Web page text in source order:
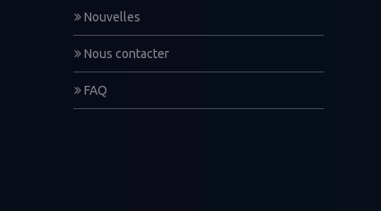
Nouvelles
Nous contacter
FAQ